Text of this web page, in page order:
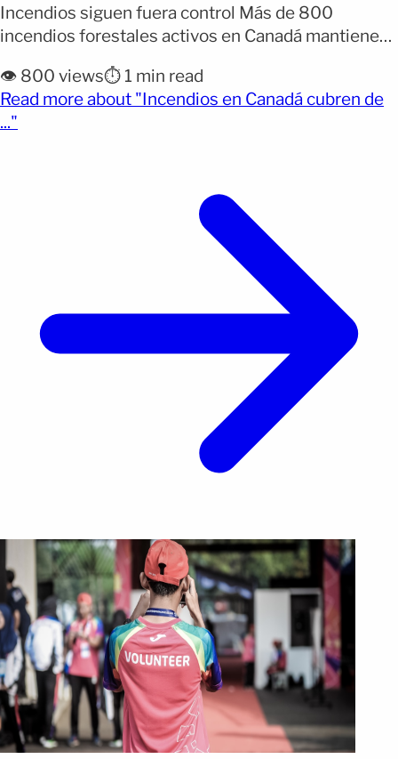
Incendios siguen fuera control Más de 800
incendios forestales activos en Canadá mantienen
varios estados del norte de Estados Unidos debido
al deterioro de la calidad del aire. La emergencia ya
provoca advertencias sanitarias en regiones como
👁️ 800 views⏱️ 1 min read
Read more about "Incendios en Canadá cubren de
..."